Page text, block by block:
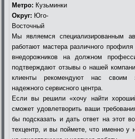
Метро: Кузьминки
Округ: Юго-
Восточный
Мы являемся специализированным
работают мастера различного
внедорожников на должном
подтверждают отзывы о нашей
клиенты рекомендуют нас своим
надежного сервисного центра.
Если вы решили «хочу найти
сможет удовлетворить ваши
бы подсказать и дать ответ на этот
техцентр, и вы поймете, что именно у